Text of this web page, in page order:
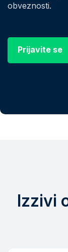
obveznosti.
Prijavite se
Izzivi